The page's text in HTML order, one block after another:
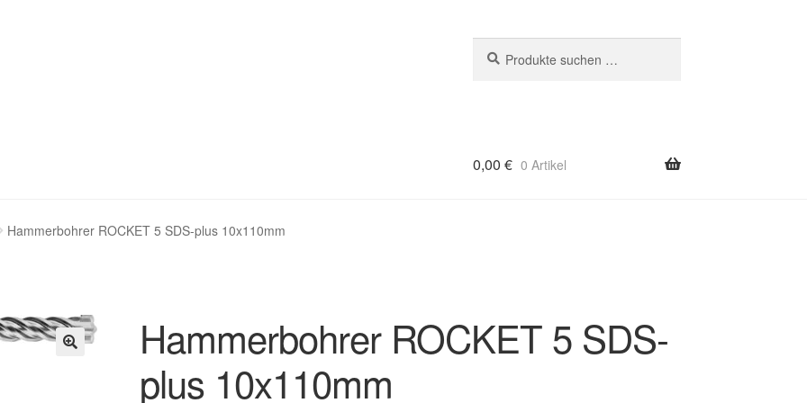
nach:
bestätigen & absenden Cookie-Richtlinie (EU)
Widerruf
0,00 € 0 Artikel
Hammerbohrer ROCKET 5 SDS-plus 10x110mm
Hammerbohrer ROCKET 5 SDS-
plus 10x110mm